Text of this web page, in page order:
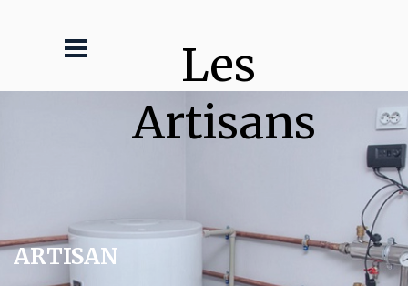
Les
Artisans
ARTISAN